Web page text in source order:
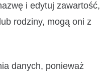
i edytuj zawartość,
rodziny, mogą oni z
danych, ponieważ